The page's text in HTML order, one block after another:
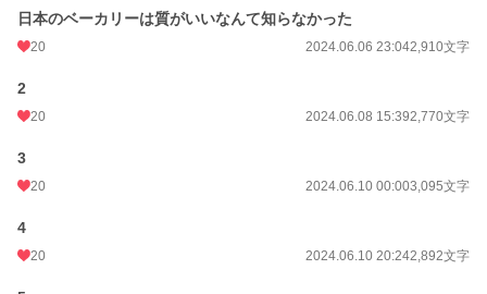
日本のベーカリーは質がいいなんて知らなかった
20 2024.06.06 23:042,910文字
2
20 2024.06.08 15:392,770文字
3
20 2024.06.10 00:003,095文字
4
20 2024.06.10 20:242,892文字